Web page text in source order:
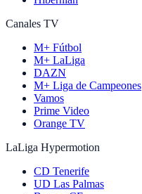
Canales TV
M+ Fútbol
M+ LaLiga
DAZN
M+ Liga de Campeones
Vamos
Prime Video
Orange TV
LaLiga Hypermotion
CD Tenerife
UD Las Palmas